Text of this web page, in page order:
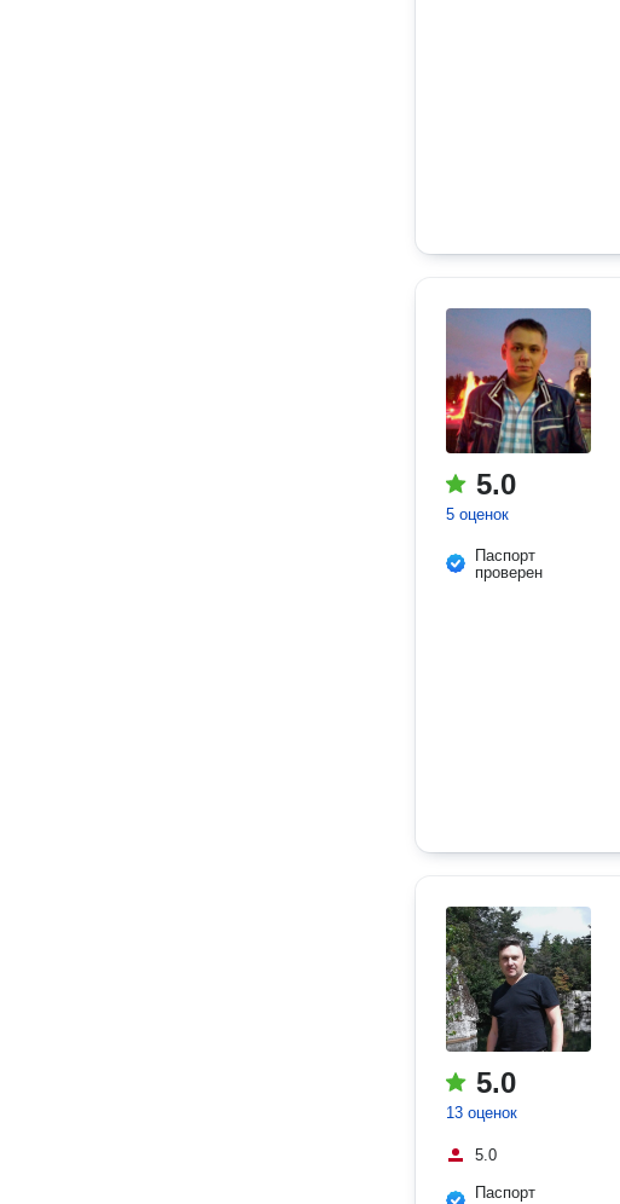
5.0
5 оценок
Паспорт
проверен
5.0
13 оценок
5.0
Паспорт